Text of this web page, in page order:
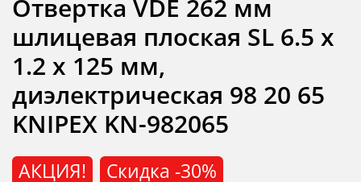
АКЦИЯ! Скидка -30%
Отвертка VDE 262 мм
шлицевая плоская SL 6.5 x
1.2 x 125 мм,
диэлектрическая 98 20 65
KNIPEX KN-982065